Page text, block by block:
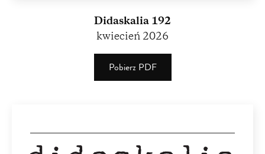
Didaskalia 192
kwiecień 2026
Pobierz PDF
(2.88